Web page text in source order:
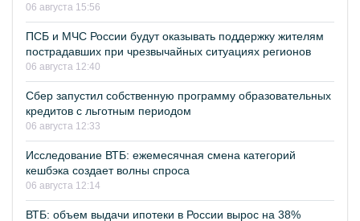
06 августа 15:56
ПСБ и МЧС России будут оказывать поддержку жителям
пострадавших при чрезвычайных ситуациях регионов
06 августа 12:40
Сбер запустил собственную программу образовательных
кредитов с льготным периодом
06 августа 12:33
Исследование ВТБ: ежемесячная смена категорий
кешбэка создает волны спроса
06 августа 12:14
ВТБ: объем выдачи ипотеки в России вырос на 38%